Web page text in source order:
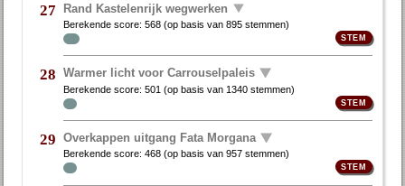
27 Rand Kastelenrijk wegwerken
Berekende score:568 (op basis van895 stemmen)
28 Warmer licht voor Carrouselpaleis
Berekende score:501 (op basis van 1340 stemmen)
29 Overkappen uitgang Fata Morgana
Berekende score:468 (op basis van957 stemmen)